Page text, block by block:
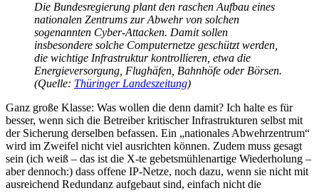
Die Bundesregierung plant den raschen Aufbau eines
nationalen Zentrums zur Abwehr von solchen
sogenannten Cyber-Attacken. Damit sollen
insbesondere solche Computernetze geschützt werden,
die wichtige Infrastruktur kontrollieren, etwa die
Energieversorgung, Flughäfen, Bahnhöfe oder Börsen.
(Quelle: Thüringer Landeszeitung)
Ganz große Klasse: Was wollen die denn damit? Ich halte es für
besser, wenn sich die Betreiber kritischer Infrastrukturen selbst mit
der Sicherung derselben befassen. Ein „nationales Abwehrzentrum“
wird im Zweifel nicht viel ausrichten können. Zudem muss gesagt
sein (ich weiß – das ist die X-te gebetsmühlenartige Wiederholung –
aber dennoch:) dass offene IP-Netze, noch dazu, wenn sie nicht mit
ausreichend Redundanz aufgebaut sind, einfach nicht die